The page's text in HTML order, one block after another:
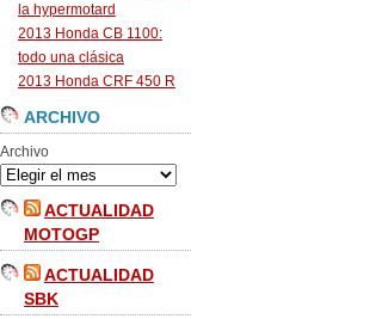
la hypermotard
2013 Honda CB 1100:
todo una clásica
2013 Honda CRF 450 R
ARCHIVO
Archivo
ACTUALIDAD
MOTOGP
ACTUALIDAD
SBK